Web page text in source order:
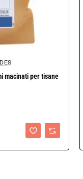
minuti.
macinati per tisane